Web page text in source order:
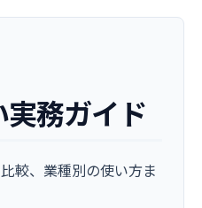
務ガイド
較、業種別の使い方ま